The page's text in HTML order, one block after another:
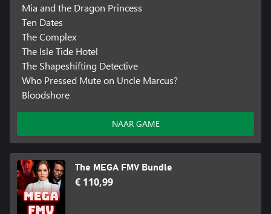
Mia and the Dragon Princess
Ten Dates
The Complex
The Isle Tide Hotel
The Shapeshifting Detective
Who Pressed Mute on Uncle Marcus?
Bloodshore
NAAR GAME
The MEGA FMV Bundle
€ 110,99